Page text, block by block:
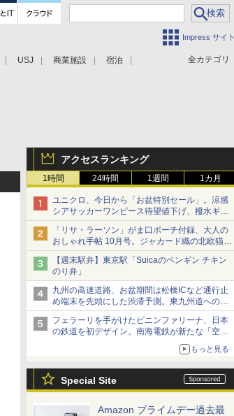
Impress サイト
全カテゴリ
USJ 商業施設 宿泊
アクセスランキング
1時間 24時間 1週間 1カ月
ユニクロ、今日から「お盆特別セール」。涼感
シアサッカーワンピース待望値下げ、撥水ギア
ショーツは1990円に
「リサ・ラーソン」がま口ポーチ付録、大人の
おしゃれ手帖 10月号。ジャカード織の北欧猫デ
ザイン
【週末駅弁】東京駅「Suicaのペンギン チキン
のり弁」
九州の高速道路、お盆期間は松橋ICなど通行止
め端末を先頭にした渋滞予測。東九州道への迂
回は料金調整を実施
フェラーリを手がけたピニンファリーナ、日本
の鉄道を初デザイン。南海電鉄が新たな「空港
もっと見る
Special Site
Amazon プライムデー過去最